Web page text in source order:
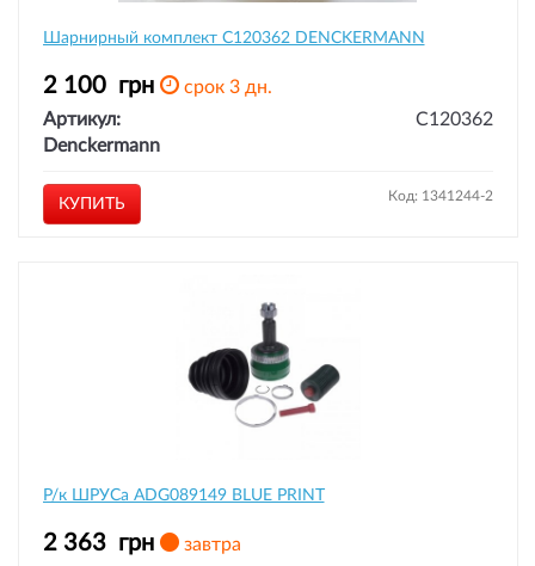
Шарнирный комплект C120362 DENCKERMANN
2 100 грн
срок 3 дн.
Артикул:
C120362
Denckermann
КУПИТЬ Код: 1341244-2
Р/к ШРУСа ADG089149 BLUE PRINT
2 363 грн
завтра